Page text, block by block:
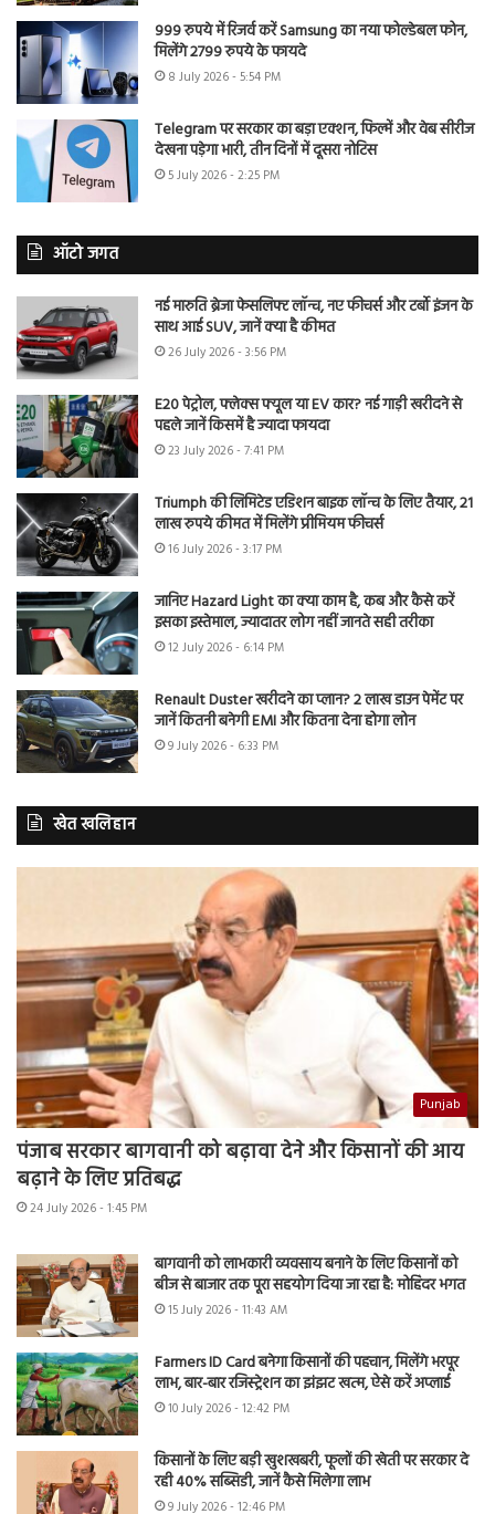
999 रुपये में रिजर्व करें Samsung का नया फोल्डेबल फोन,
मिलेंगे 2799 रुपये के फायदे
8 July 2026 - 5:54 PM
Telegram पर सरकार का बड़ा एक्शन, फिल्में और वेब सीरीज
देखना पड़ेगा भारी, तीन दिनों में दूसरा नोटिस
5 July 2026 - 2:25 PM
ऑटो जगत
नई मारुति ब्रेजा फेसलिफ्ट लॉन्च, नए फीचर्स और टर्बो इंजन के
साथ आई SUV, जानें क्या है कीमत
26 July 2026 - 3:56 PM
E20 पेट्रोल, फ्लेक्स फ्यूल या EV कार? नई गाड़ी खरीदने से
पहले जानें किसमें है ज्यादा फायदा
23 July 2026 - 7:41 PM
Triumph की लिमिटेड एडिशन बाइक लॉन्च के लिए तैयार, 21
लाख रुपये कीमत में मिलेंगे प्रीमियम फीचर्स
16 July 2026 - 3:17 PM
जानिए Hazard Light का क्या काम है, कब और कैसे करें
इसका इस्तेमाल, ज्यादातर लोग नहीं जानते सही तरीका
12 July 2026 - 6:14 PM
Renault Duster खरीदने का प्लान? 2 लाख डाउन पेमेंट पर
जानें कितनी बनेगी EMI और कितना देना होगा लोन
9 July 2026 - 6:33 PM
खेत खलिहान
Punjab
पंजाब सरकार बागवानी को बढ़ावा देने और किसानों की आय
बढ़ाने के लिए प्रतिबद्ध
24 July 2026 - 1:45 PM
बागवानी को लाभकारी व्यवसाय बनाने के लिए किसानों को
बीज से बाजार तक पूरा सहयोग दिया जा रहा है: मोहिंदर भगत
15 July 2026 - 11:43 AM
Farmers ID Card बनेगा किसानों की पहचान, मिलेंगे भरपूर
लाभ, बार-बार रजिस्ट्रेशन का झंझट खत्म, ऐसे करें अप्लाई
10 July 2026 - 12:42 PM
किसानों के लिए बड़ी खुशखबरी, फूलों की खेती पर सरकार दे
रही 40% सब्सिडी, जानें कैसे मिलेगा लाभ
9 July 2026 - 12:46 PM